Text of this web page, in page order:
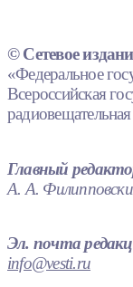
© Сетевое
«Федеральное
Всероссийская
Главный
А. А.
Эл. почта
info@vesti.ru